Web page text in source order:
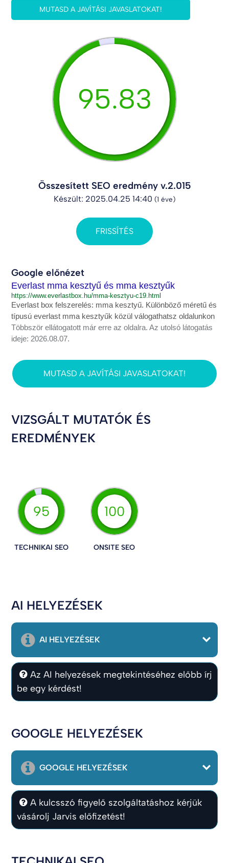
MUTASD A JAVÍTÁSI JAVASLATOKAT!
95.83
Összesített SEO eredmény v.2.015
Készült: 2025.04.25 14:40 (1 éve)
FRISSÍTÉS
Google előnézet
Everlast mma kesztyű és mma kesztyűk
https://www.everlastbox.hu/mma-kesztyu-c19.html
Everlast box felszerelés: mma kesztyű. Különböző méretű és
típusú everlast mma kesztyűk közül válogathatsz oldalunkon
Többször ellátogatott már erre az oldalra. Az utolsó látogatás
ideje: 2026.08.07.
MUTASD A JAVÍTÁSI JAVASLATOKAT!
VIZSGÁLT MUTATÓK ÉS
EREDMÉNYEK
95
TECHNIKAI SEO
100
ONSITE SEO
AI HELYEZÉSEK
AI HELYEZÉSEK
Az AI helyezések megtekintéséhez előbb írj
be egy kérdést!
GOOGLE HELYEZÉSEK
GOOGLE HELYEZÉSEK
A kulcsszó figyelő szolgáltatáshoz kérjük
vásárolj Jarvis előfizetést!